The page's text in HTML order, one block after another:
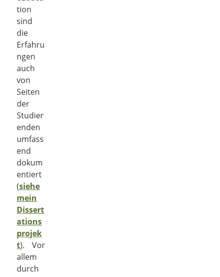
tion
sind
die
Erfahru
ngen
auch
von
Seiten
der
Studier
enden
umfass
end
dokum
entiert
(siehe
mein
Dissert
ations
projek
t). Vor
allem
durch